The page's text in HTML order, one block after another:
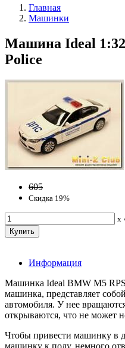
Главная
Машинки
Машина Ideal
Police
605
Скидка 19%
x
Информация
Машинка Ideal BMW M5
машинка, представляет
автомобиля. У нее
открываются, что не может
Чтобы привести машинку в
машинку к полу, немного